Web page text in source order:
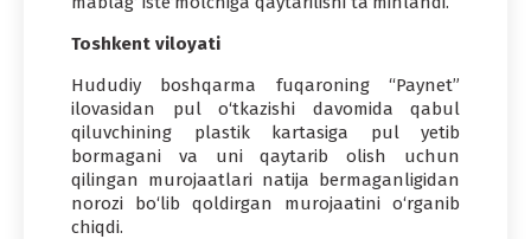
Toshkent viloyati
Hududiy boshqarma fuqaroning “Paynet”
ilovasidan pul o‘tkazishi davomida qabul
qiluvchining plastik kartasiga pul yetib
bormagani va uni qaytarib olish uchun
qilingan murojaatlari natija bermaganligidan
norozi bo‘lib qoldirgan murojaatini o‘rganib
chiqdi.